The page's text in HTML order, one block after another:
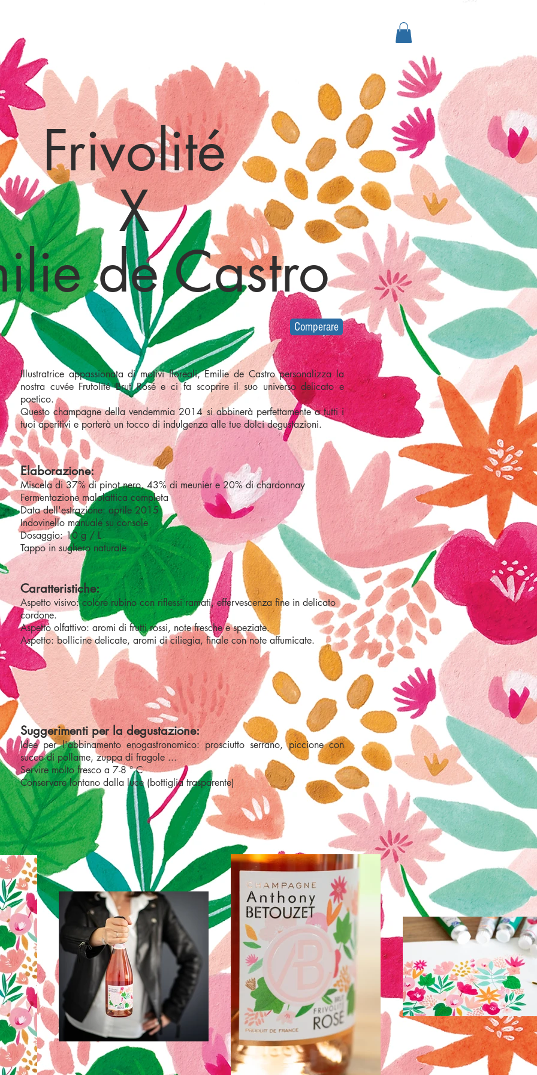
Frivolité
X
de Castro
Comperare
Illustratrice appassionata di motivi floreali, Emilie de Castro personalizza la
nostra cuvée Frutolité Brut Rosé e ci fa scoprire il suo universo delicato e
poetico.
Questo champagne della vendemmia 2014 si abbinerà perfettamente a tutti i
tuoi aperitivi e porterà un tocco di indulgenza alle tue dolci degustazioni.
Elaborazione:
Miscela di 37% di pinot nero, 43% di meunier e 20% di chardonnay
Fermentazione malolattica completa
Data dell'estrazione: aprile 2015
Indovinello manuale su console
Dosaggio: 10 g / L
Tappo in sughero naturale
Caratteristiche:
Aspetto visivo: colore rubino con riflessi ramati, effervescenza fine in delicato
cordone.
Aspetto olfattivo: aromi di frutti rossi, note fresche e speziate.
Aspetto: bollicine delicate, aromi di ciliegia, finale con note affumicate.
Suggerimenti per la degustazione:
Idee per l'abbinamento enogastronomico: prosciutto serrano, piccione con
succo di pollame, zuppa di fragole ...
Servire molto fresco a 7-8 ° C
Conservare lontano dalla luce (bottiglia trasparente)